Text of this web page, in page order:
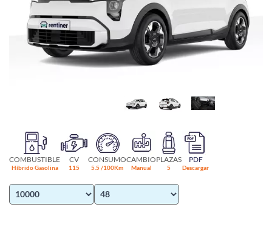
COMBUSTIBLE
Híbrido Gasolina
CV
115
CONSUMO
5.5 /100Km
CAMBIO
Manual
PLAZAS
5
PDF
Descargar